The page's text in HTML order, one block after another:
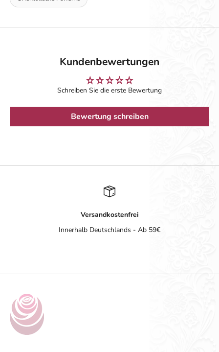
Kundenbewertungen
Schreiben Sie die erste Bewertung
Bewertung schreiben
Versandkostenfrei
Innerhalb Deutschlands - Ab 59€